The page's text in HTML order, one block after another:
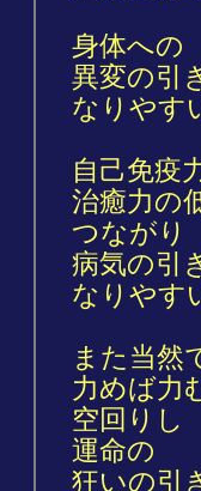
身体への
異変の引
なりやす
自己免疫
治癒力の
つながり
病気の引
なりやす
また当然
力めば力
空回りし
運命の
狂いの引